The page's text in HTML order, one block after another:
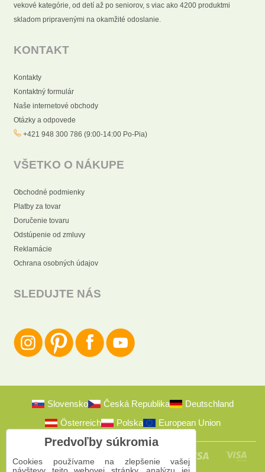
vekové kategórie, od detí až po seniorov, s viac ako 4200 produktmi
skladom pripravenými na okamžité odoslanie.
KONTAKT
Kontakty
Kontaktný formulár
Naše internetové obchody
Otázky a odpovede
+421 948 300 786 (9:00-14:00 Po-Pia)
VŠETKO O NÁKUPE
Obchodné podmienky
Platby za tovar
Doručenie tovaru
Odstúpenie od zmluvy
Reklamácie
Ochrana osobných údajov
SLEDUJTE NÁS
Slovensko Česká Republika
Deutschland
Österreich
Polska European Union
Predvoľby súkromia
Cookies používame na zlepšenie vašej